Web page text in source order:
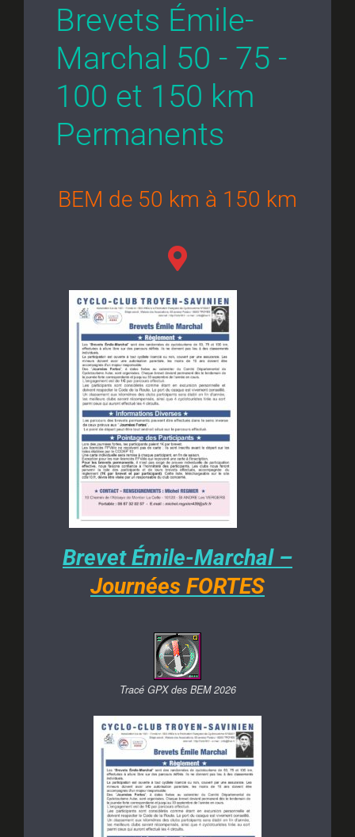
Brevets Émile-
Marchal 50 - 75 -
100 et 150 km
Permanents
BEM de 50 km à 150 km
Brevet Émile-Marchal –
Journées FORTES
Tracé GPX des BEM 2026